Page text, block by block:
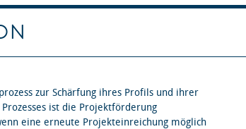
zur Schärfung ihres Profils und ihrer
ist die Projektförderung
eine erneute Projekteinreichung möglich